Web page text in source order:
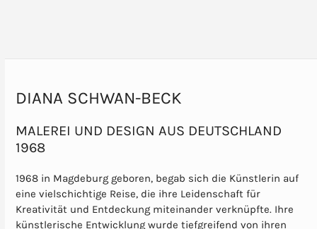
DIANA SCHWAN-BECK
MALEREI UND DESIGN AUS DEUTSCHLAND
1968
1968 in Magdeburg geboren, begab sich die Künstlerin auf
eine vielschichtige Reise, die ihre Leidenschaft für
Kreativität und Entdeckung miteinander verknüpfte. Ihre
künstlerische Entwicklung wurde tiefgreifend von ihren